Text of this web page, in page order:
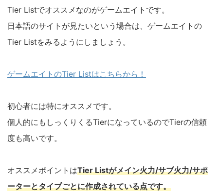
Tier Listでオススメなのがゲームエイトです。
日本語のサイトが見たいという場合は、ゲームエイトの
Tier Listをみるようにしましょう。
ゲームエイトのTier Listはこちらから！
初心者には特にオススメです。
個人的にもしっくりくるTierになっているのでTierの信頼
度も高いです。
オススメポイントはTier Listがメイン火力/サブ火力/サポ
ーターとタイプごとに作成されている点です。